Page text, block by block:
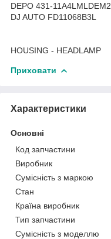
DEPO 431-11A4LMLDEM2
DJ AUTO FD11068B3L
HOUSING - HEADLAMP
Приховати
Характеристики
Основні
Код запчастини
Виробник
Сумісність з маркою
Стан
Країна виробник
Тип запчастини
Сумісність з моделлю